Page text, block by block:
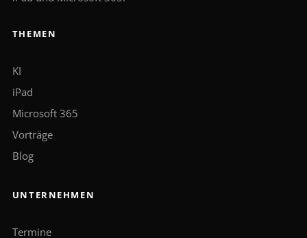
THEMEN
KI
iPad
Microsoft 365
Vorträge
Blog
UNTERNEHMEN
Termine